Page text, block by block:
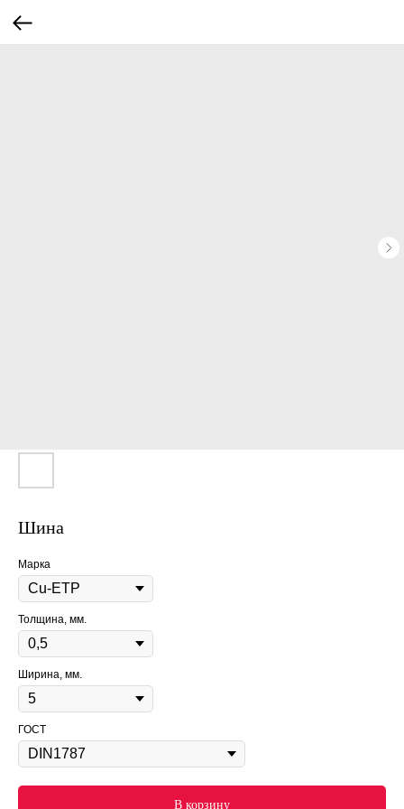
Шина
Марка
Толщина, мм.
Ширина, мм.
ГОСТ
В корзину